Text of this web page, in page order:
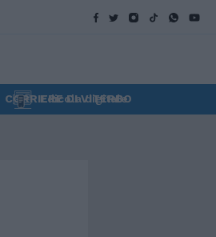
CORRIERE DI VITERBO
Edicola digitale